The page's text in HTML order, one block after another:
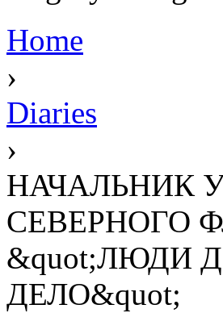
Home
›
Diaries
›
НАЧАЛЬНИК
СЕВЕРНОГО
&quot;ЛЮДИ
ДЕЛО&quot;